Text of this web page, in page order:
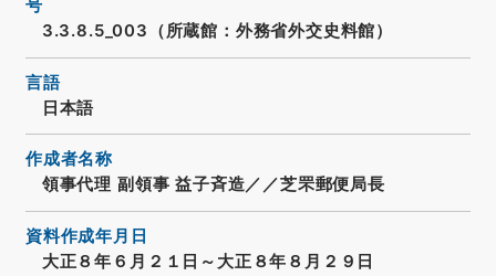
号
3.3.8.5_003（所蔵館：外務省外交史料館）
言語
日本語
作成者名称
領事代理 副領事 益子斉造／／芝罘郵便局長
資料作成年月日
大正８年６月２１日～大正８年８月２９日